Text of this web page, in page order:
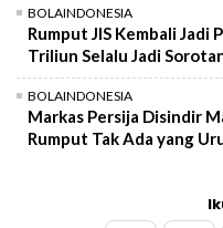
BOLAINDONESIA
Rumput JIS Kembali Jadi
Triliun Selalu Jadi
BOLAINDONESIA
Markas Persija Disindir
Rumput Tak Ada yang